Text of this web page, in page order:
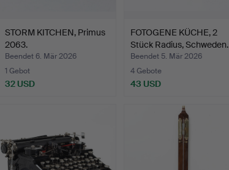
STORM KITCHEN, Primus
2063.
Beendet 6. Mär 2026
1 Gebot
32 USD
FOTOGENE KÜCHE, 2
Stück Radius, Schweden.
Beendet 5. Mär 2026
4 Gebote
43 USD